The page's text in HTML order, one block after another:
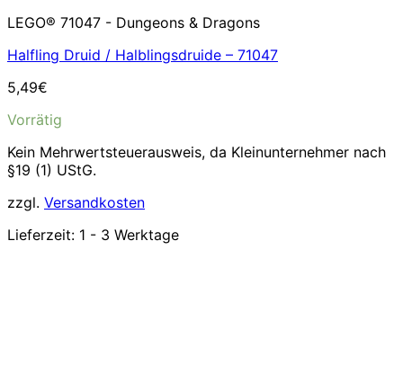
LEGO® 71047 - Dungeons & Dragons
Halfling Druid / Halblingsdruide – 71047
5,49€
Vorrätig
Kein Mehrwertsteuerausweis, da Kleinunternehmer nach
§19 (1) UStG.
zzgl. Versandkosten
Lieferzeit: 1 - 3 Werktage